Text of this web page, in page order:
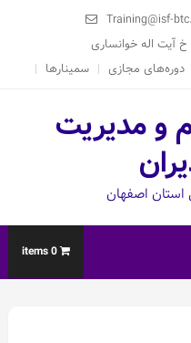
Training@isf-
خ آیت اله خوانساری
دوره‌های مجازی سمینارها
و مدیریت
استان اصفهان
0 items